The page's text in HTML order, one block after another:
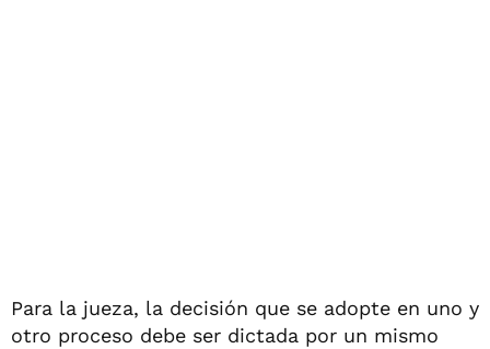
Para la jueza, la decisión que se adopte en uno y
otro proceso debe ser dictada por un mismo